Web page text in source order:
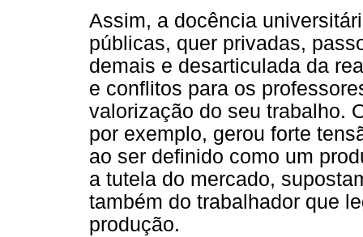
Assim, a docência
públicas, quer privadas,
demais e desarticulada da
e conflitos para os
valorização do seu trabalho.
por exemplo, gerou forte
ao ser definido como um
a tutela do mercado,
também do trabalhador que
produção.